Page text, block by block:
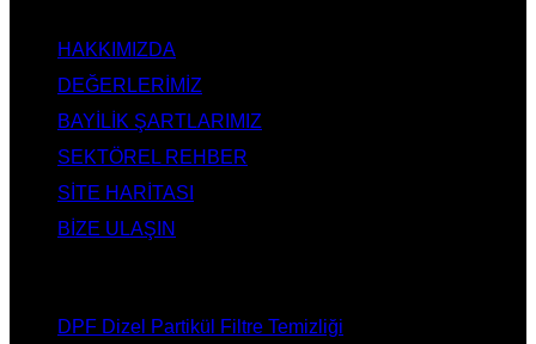
HAKKIMIZDA
DEĞERLERİMİZ
BAYİLİK ŞARTLARIMIZ
SEKTÖREL REHBER
SİTE HARİTASI
BİZE ULAŞIN
DPF Dizel Partikül Filtre Temizliği